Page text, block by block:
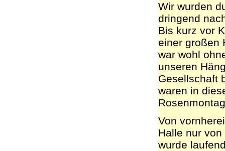
Wir wurden
dringend
Bis kurz vor
einer großen
war wohl
unseren
Gesellschaft
waren in
Von
Halle nur
wurde